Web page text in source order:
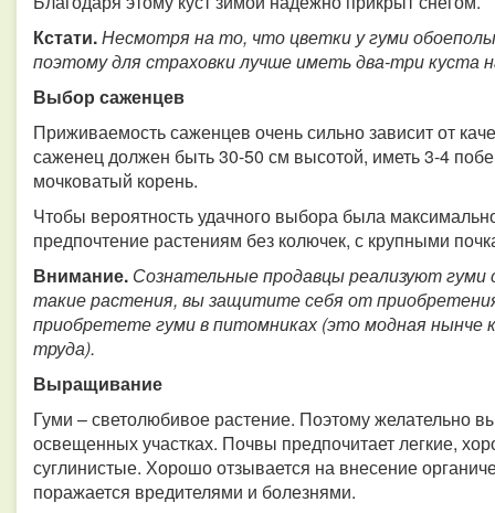
Кстати.Несмотря на то, что цветки у гуми
поэтому для страховки лучше иметь два-три куста
Выбор саженцев
Приживаемость саженцев очень сильно зависит от
саженец должен быть 30-50 см высотой, иметь 3-4
мочковатый корень.
Чтобы вероятность удачного выбора была
предпочтение растениям без колючек, с крупными
Внимание. Сознательные продавцы реализуют гуми
такие растения, вы защитите себя от
приобретете гуми в питомниках (это модная нынче
труда).
Выращивание
Гуми – светолюбивое растение. Поэтому желательно
освещенных участках. Почвы предпочитает легкие,
суглинистые. Хорошо отзывается на внесение
поражается вредителями и болезнями.